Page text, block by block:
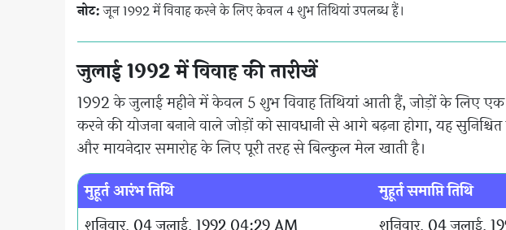
नोट:जून 1992 में विवाह करने के लिए केवल 4 शुभ तिथियां उपलब्ध हैं।
जुलाई 1992 में विवाह की तारीखें
1992 के जुलाई महीने में केवल 5 शुभ विवाह तिथियां आती हैं, जोड़ों के लिए एक
करने की योजना बनाने वाले जोड़ों को सावधानी से आगे बढ़ना होगा, यह
और मायनेदार समारोह के लिए पूरी तरह से बिल्कुल मेल खाती है।
मुहूर्त आरंभ तिथि मुहूर्त समाप्ति तिथि